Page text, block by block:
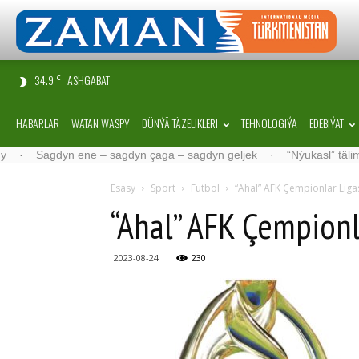
34.9 C ASHGABAT
HABARLAR WATAN WASPY DÜNÝÄ TÄZELIKLERI TEHNOLOGIÝA EDEBIÝAT
ene – sagdyn çaga – sagdyn geljek · “Nýukasl” tälimçisini
Esasy Sport Futbol “Ahal” AFK Çempionlar
“Ahal” AFK
2023-08-24 230